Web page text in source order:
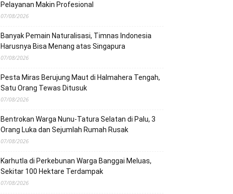
Pelayanan Makin Profesional
07/08/2026
Banyak Pemain Naturalisasi, Timnas Indonesia
Harusnya Bisa Menang atas Singapura
07/08/2026
Pesta Miras Berujung Maut di Halmahera Tengah,
Satu Orang Tewas Ditusuk
07/08/2026
Bentrokan Warga Nunu-Tatura Selatan di Palu, 3
Orang Luka dan Sejumlah Rumah Rusak
07/08/2026
Karhutla di Perkebunan Warga Banggai Meluas,
Sekitar 100 Hektare Terdampak
07/08/2026